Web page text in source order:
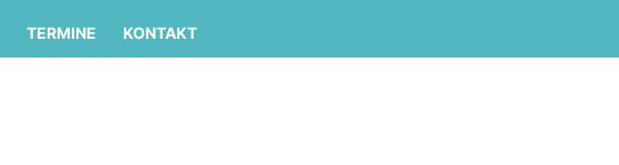
TERMINE KONTAKT